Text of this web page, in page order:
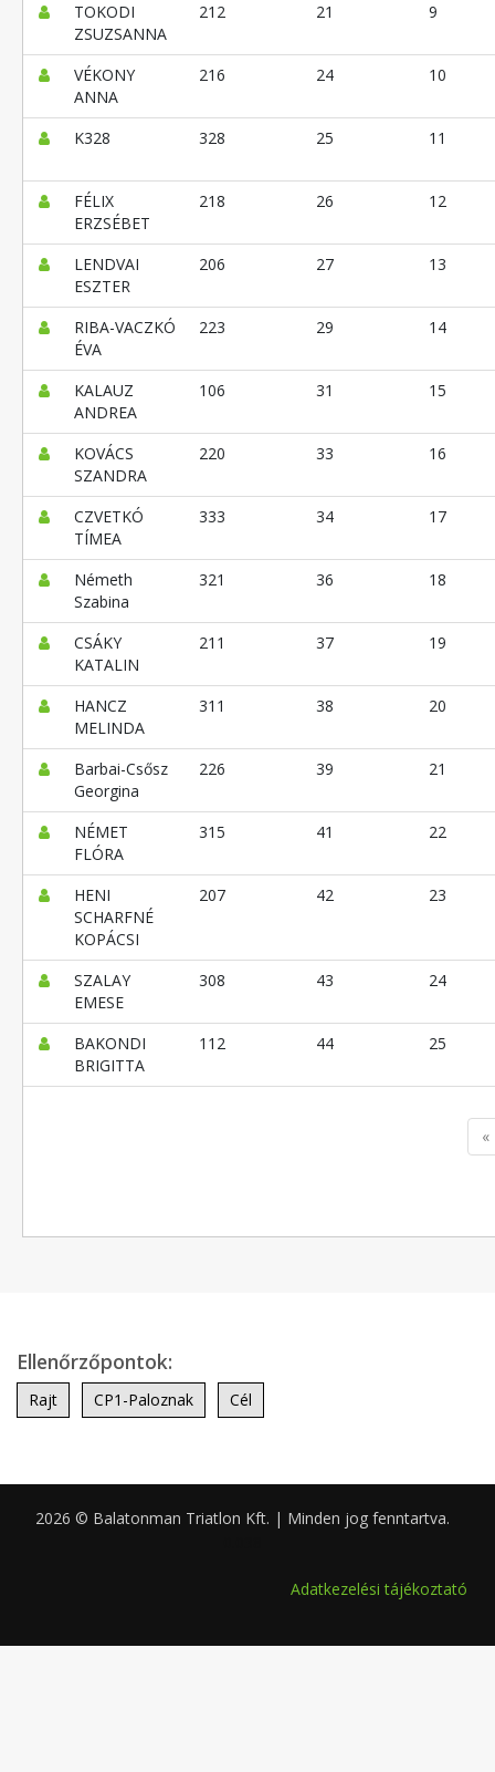
TOKODI
ZSUZSANNA
212 21 9
VÉKONY
ANNA
216 24 10
K328 328 25 11
FÉLIX
ERZSÉBET
218 26 12
LENDVAI
ESZTER
206 27 13
RIBA-VACZKÓ
ÉVA
223 29 14
KALAUZ
ANDREA
106 31 15
KOVÁCS
SZANDRA
220 33 16
CZVETKÓ
TÍMEA
333 34 17
Németh
Szabina
321 36 18
CSÁKY
KATALIN
211 37 19
HANCZ
MELINDA
311 38 20
Barbai-Csősz
Georgina
226 39 21
NÉMET
FLÓRA
315 41 22
HENI
SCHARFNÉ
KOPÁCSI
207 42 23
SZALAY
EMESE
308 43 24
BAKONDI
BRIGITTA
112 44 25
«
Ellenőrzőpontok:
Rajt CP1-Paloznak Cél
2026 © Balatonman Triatlon Kft. | Minden jog fenntartva.
Adatkezelési tájékoztató